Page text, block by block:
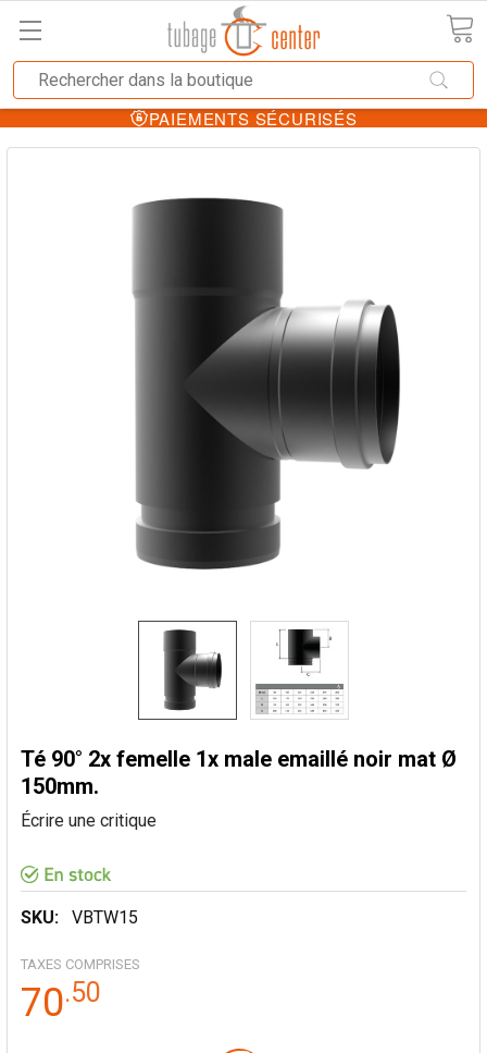
PAIEMENTS SÉCURISÉS
Té 90° 2x femelle 1x male emaillé noir mat Ø
150mm.
Écrire une critique
SKU: VBTW15
TAXES COMPRISES
70.50